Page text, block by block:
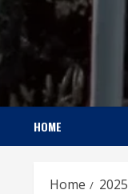
HOME
Home 2025